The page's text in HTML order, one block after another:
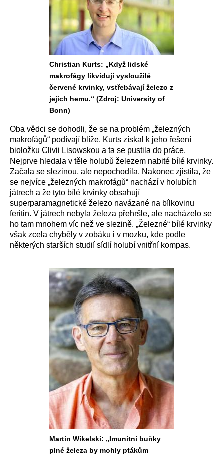
Christian Kurts: „Když lidské
makrofágy likvidují vysloužilé
červené krvinky, vstřebávají železo z
jejich hemu.“ (Zdroj: University of
Bonn)
Oba vědci se dohodli, že se na problém „železných
makrofágů“ podívají blíže. Kurts získal k jeho řešení
bioložku Clivii Lisowskou a ta se pustila do práce.
Nejprve hledala v těle holubů železem nabité bílé krvinky.
Začala se slezinou, ale nepochodila. Nakonec zjistila, že
se nejvíce „železných makrofágů“ nachází v holubích
játrech a že tyto bílé krvinky obsahují
superparamagnetické železo navázané na bílkovinu
feritin. V játrech nebyla železa přehršle, ale nacházelo se
ho tam mnohem víc než ve slezině. „Železné“ bílé krvinky
však zcela chyběly v zobáku i v mozku, kde podle
některých starších studií sídlí holubí vnitřní kompas.
Martin Wikelski: „Imunitní buňky
plné železa by mohly ptákům